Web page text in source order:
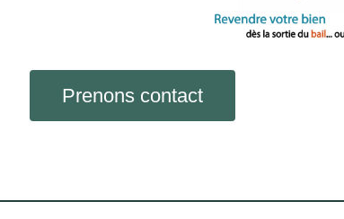
Prenons contact